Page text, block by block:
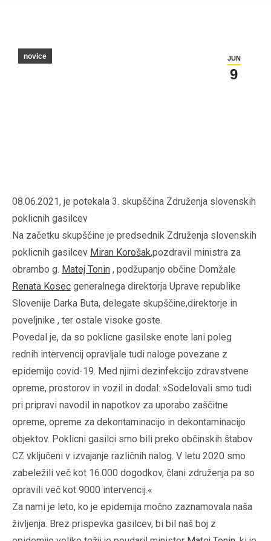
JUN
9
novice
08.06.2021, je potekala 3. skupščina Združenja slovenskih
poklicnih gasilcev
Na začetku skupščine je predsednik Združenja slovenskih
poklicnih gasilcev Miran Korošak,pozdravil ministra za
obrambo g. Matej Tonin , podžupanjo občine Domžale
Renata Kosec generalnega direktorja Uprave republike
Slovenije Darka Buta, delegate skupščine,direktorje in
poveljnike , ter ostale visoke goste.
Povedal je, da so poklicne gasilske enote lani poleg
rednih intervencij opravljale tudi naloge povezane z
epidemijo covid-19. Med njimi dezinfekcijo zdravstvene
opreme, prostorov in vozil in dodal: »Sodelovali smo tudi
pri pripravi navodil in napotkov za uporabo zaščitne
opreme, opreme za dekontaminacijo in dekontaminacijo
objektov. Poklicni gasilci smo bili preko občinskih štabov
CZ vključeni v izvajanje različnih nalog. V letu 2020 smo
zabeležili več kot 16.000 dogodkov, člani združenja pa so
opravili več kot 9000 intervencij.«
Za nami je leto, ko je epidemija močno zaznamovala naša
življenja. Brez prispevka gasilcev, bi bil naš boj z